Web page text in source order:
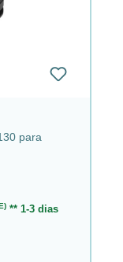
para
** 1-3 dias